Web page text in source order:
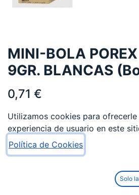
MINI-BOLA
9GR. BLANCAS
0,71 €
AÑADIR AL CARRITO
Utilizamos cookies para ofrecerle
experiencia de usuario en este
Política de Cookies
Solo